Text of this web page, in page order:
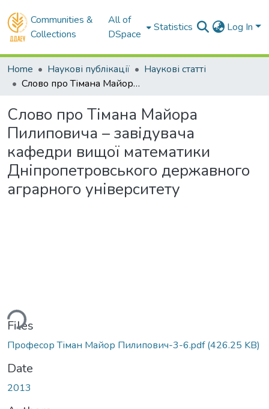
Communities &
Collections
All of
DSpace
Statistics Log In
Home Наукові публікації
Наукові статті
Слово про Тімана Майора Пилиповича – завідувача кафедри вищої математики Дніпропетровського державного аграрного університету
Слово про Тімана Майора
Пилиповича – завідувача
кафедри вищої математики
Дніпропетровського державного
аграрного університету
Files
Професор Тіман Майор Пилипович-3-6.pdf(426.25 KB)
Date
2013